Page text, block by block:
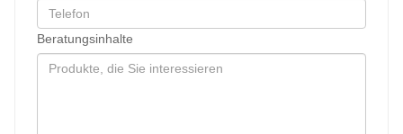
Beratungsinhalte